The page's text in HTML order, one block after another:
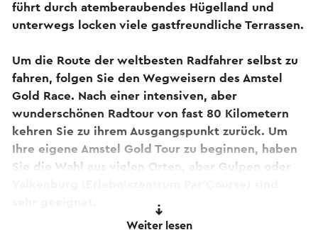
führt durch atemberaubendes Hügelland und
unterwegs locken viele gastfreundliche Terrassen.
Um die Route der weltbesten Radfahrer selbst zu
fahren, folgen Sie den Wegweisern des Amstel
Gold Race. Nach einer intensiven, aber
wunderschönen Radtour von fast 80 Kilometern
kehren Sie zu ihrem Ausgangspunkt zurück. Um
Ihre eigene Amstel Gold Tour zu beginnen, haben
Sie die Wahl aus vielen Orten, aber Gulpen oder
Weiter lesen